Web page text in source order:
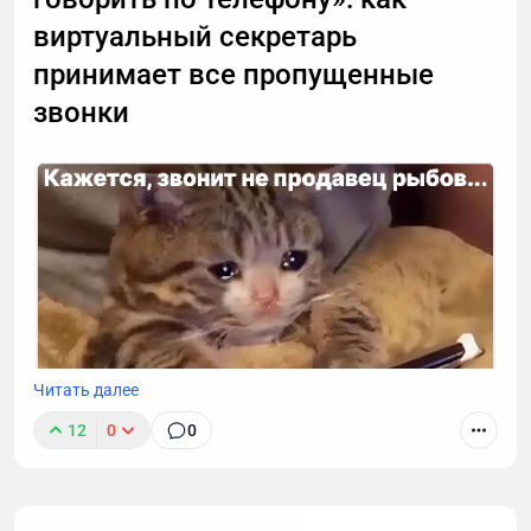
виртуальный секретарь
принимает все пропущенные
звонки
Читать далее
12 0 0